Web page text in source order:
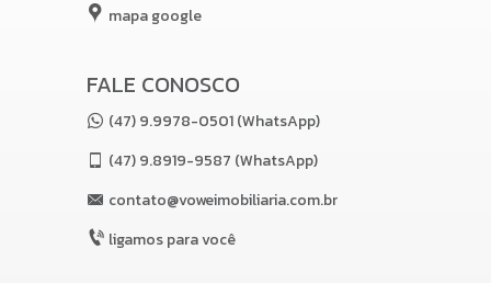
mapa google
FALE CONOSCO
(47) 9.9978-0501 (WhatsApp)
(47)9.8919-9587 (WhatsApp)
contato@voweimobiliaria.com.br
ligamos para você